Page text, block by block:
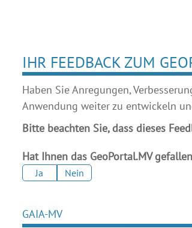
IHR FEEDBACK ZUM
Haben Sie Anregungen,
Anwendung weiter zu entwickeln
Bitte beachten Sie, dass dieses
Hat Ihnen das GeoPortal.MV
Ja Nein
GAIA-MV